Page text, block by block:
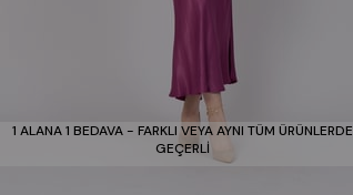
1 ALANA 1 BEDAVA - FARKLI VEYA AYNI TÜM ÜRÜNLERDE
GEÇERLİ